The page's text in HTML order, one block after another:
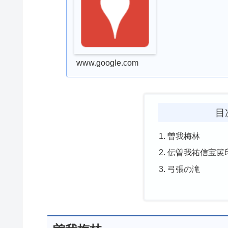
www.google.com
目
曽我梅林
伝曽我祐信宝篋
弓張の滝